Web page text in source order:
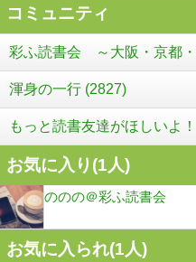
コミュニティ
彩ふ読書会 ～大阪・京都
渾身の一行 (2827)
もっと読書友達がほしいよ
お気に入り(1人)
ののの＠彩ふ読書会
お気に入られ(1人)